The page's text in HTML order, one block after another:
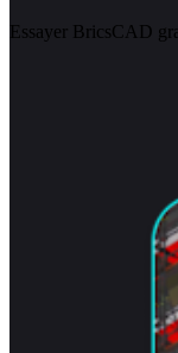
Essayer BricsCAD